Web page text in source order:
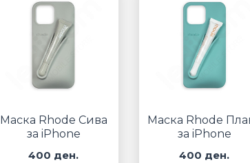
Маска Rhode Сива
за iPhone
400 ден.
Маска Rhode
за iPhone
400 ден.